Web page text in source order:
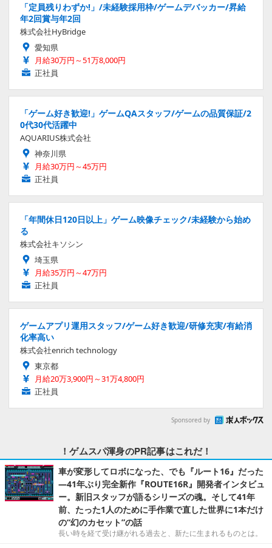
「定員残りわずか!」/未経験採用枠/ゲームデバッカー/昇給
年2回賞与年2回
株式会社HyBridge
愛知県
月給30万円～51万8,000円
正社員
「ゲーム好き歓迎!」ゲームQAスタッフ/ゲームの品質保証/2
0代30代活躍中
AQUARIUS株式会社
神奈川県
月給30万円～45万円
正社員
「年間休日120日以上」ゲーム映像チェック/未経験から始め
る
株式会社キソシン
埼玉県
月給35万円～47万円
正社員
ゲームアプリ運用スタッフ/ゲーム好き歓迎/研修充実/有給消
化率高い
株式会社enrich technology
東京都
月給20万3,900円～31万4,800円
正社員
Sponsored by
！ゲムスパ渾身のPR記事はこれだ！
車が変形してロボになった、でも『ルート16』だった
―41年ぶり完全新作『ROUTE16R』開発者インタビュ
ー。新旧スタッフが語るシリーズの魂。そして41年
前、たった1人のために手作業で直した世界に1本だけ
の“幻のカセット”の話
長い時を経て受け継がれる過去と、新たに生まれるものとは。